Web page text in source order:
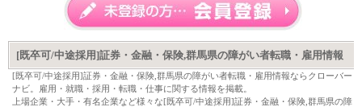
[既卒可/中途採用]証券・金融・保険,群馬県の障がい者転職・雇用情報
[既卒可/中途採用]証券・金融・保険,群馬県の障がい者転職・雇用情報ならクローバー
ナビ。雇用・就職・採用・転職・仕事に関する情報を掲載。
上場企業・大手・有名企業など様々な[既卒可/中途採用]証券・金融・保険,群馬県の障